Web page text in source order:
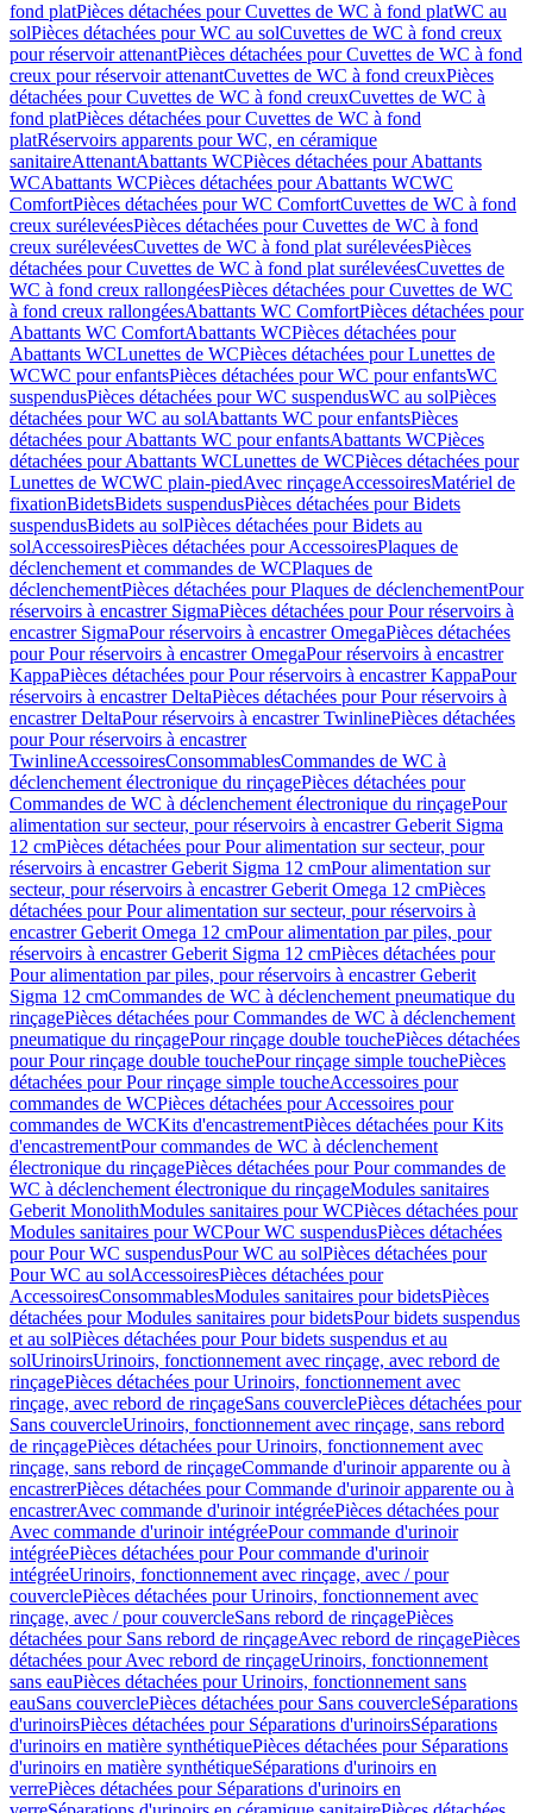
fond platPièces détachées pour Cuvettes de WC à fond platWC au
solPièces détachées pour WC au solCuvettes de WC à fond creux
pour réservoir attenantPièces détachées pour Cuvettes de WC à fond
creux pour réservoir attenantCuvettes de WC à fond creuxPièces
détachées pour Cuvettes de WC à fond creuxCuvettes de WC à
fond platPièces détachées pour Cuvettes de WC à fond
platRéservoirs apparents pour WC, en céramique
sanitaireAttenantAbattants WCPièces détachées pour Abattants
WCAbattants WCPièces détachées pour Abattants WCWC
ComfortPièces détachées pour WC ComfortCuvettes de WC à fond
creux surélevéesPièces détachées pour Cuvettes de WC à fond
creux surélevéesCuvettes de WC à fond plat surélevéesPièces
détachées pour Cuvettes de WC à fond plat surélevéesCuvettes de
WC à fond creux rallongéesPièces détachées pour Cuvettes de WC
à fond creux rallongéesAbattants WC ComfortPièces détachées pour
Abattants WC ComfortAbattants WCPièces détachées pour
Abattants WCLunettes de WCPièces détachées pour Lunettes de
WCWC pour enfantsPièces détachées pour WC pour enfantsWC
suspendusPièces détachées pour WC suspendusWC au solPièces
détachées pour WC au solAbattants WC pour enfantsPièces
détachées pour Abattants WC pour enfantsAbattants WCPièces
détachées pour Abattants WCLunettes de WCPièces détachées pour
Lunettes de WCWC plain-piedAvec rinçageAccessoiresMatériel de
fixationBidetsBidets suspendusPièces détachées pour Bidets
suspendusBidets au solPièces détachées pour Bidets au
solAccessoiresPièces détachées pour AccessoiresPlaques de
déclenchement et commandes de WCPlaques de
déclenchementPièces détachées pour Plaques de déclenchementPour
réservoirs à encastrer SigmaPièces détachées pour Pour réservoirs à
encastrer SigmaPour réservoirs à encastrer OmegaPièces détachées
pour Pour réservoirs à encastrer OmegaPour réservoirs à encastrer
KappaPièces détachées pour Pour réservoirs à encastrer KappaPour
réservoirs à encastrer DeltaPièces détachées pour Pour réservoirs à
encastrer DeltaPour réservoirs à encastrer TwinlinePièces détachées
pour Pour réservoirs à encastrer
TwinlineAccessoiresConsommablesCommandes de WC à
déclenchement électronique du rinçagePièces détachées pour
Commandes de WC à déclenchement électronique du rinçagePour
alimentation sur secteur, pour réservoirs à encastrer Geberit Sigma
12 cmPièces détachées pour Pour alimentation sur secteur, pour
réservoirs à encastrer Geberit Sigma 12 cmPour alimentation sur
secteur, pour réservoirs à encastrer Geberit Omega 12 cmPièces
détachées pour Pour alimentation sur secteur, pour réservoirs à
encastrer Geberit Omega 12 cmPour alimentation par piles, pour
réservoirs à encastrer Geberit Sigma 12 cmPièces détachées pour
Pour alimentation par piles, pour réservoirs à encastrer Geberit
Sigma 12 cmCommandes de WC à déclenchement pneumatique du
rinçagePièces détachées pour Commandes de WC à déclenchement
pneumatique du rinçagePour rinçage double touchePièces détachées
pour Pour rinçage double touchePour rinçage simple touchePièces
détachées pour Pour rinçage simple toucheAccessoires pour
commandes de WCPièces détachées pour Accessoires pour
commandes de WCKits d'encastrementPièces détachées pour Kits
d'encastrementPour commandes de WC à déclenchement
électronique du rinçagePièces détachées pour Pour commandes de
WC à déclenchement électronique du rinçageModules sanitaires
Geberit MonolithModules sanitaires pour WCPièces détachées pour
Modules sanitaires pour WCPour WC suspendusPièces détachées
pour Pour WC suspendusPour WC au solPièces détachées pour
Pour WC au solAccessoiresPièces détachées pour
AccessoiresConsommablesModules sanitaires pour bidetsPièces
détachées pour Modules sanitaires pour bidetsPour bidets suspendus
et au solPièces détachées pour Pour bidets suspendus et au
solUrinoirsUrinoirs, fonctionnement avec rinçage, avec rebord de
rinçagePièces détachées pour Urinoirs, fonctionnement avec
rinçage, avec rebord de rinçageSans couverclePièces détachées pour
Sans couvercleUrinoirs, fonctionnement avec rinçage, sans rebord
de rinçagePièces détachées pour Urinoirs, fonctionnement avec
rinçage, sans rebord de rinçageCommande d'urinoir apparente ou à
encastrerPièces détachées pour Commande d'urinoir apparente ou à
encastrerAvec commande d'urinoir intégréePièces détachées pour
Avec commande d'urinoir intégréePour commande d'urinoir
intégréePièces détachées pour Pour commande d'urinoir
intégréeUrinoirs, fonctionnement avec rinçage, avec / pour
couverclePièces détachées pour Urinoirs, fonctionnement avec
rinçage, avec / pour couvercleSans rebord de rinçagePièces
détachées pour Sans rebord de rinçageAvec rebord de rinçagePièces
détachées pour Avec rebord de rinçageUrinoirs, fonctionnement
sans eauPièces détachées pour Urinoirs, fonctionnement sans
eauSans couverclePièces détachées pour Sans couvercleSéparations
d'urinoirsPièces détachées pour Séparations d'urinoirsSéparations
d'urinoirs en matière synthétiquePièces détachées pour Séparations
d'urinoirs en matière synthétiqueSéparations d'urinoirs en
verrePièces détachées pour Séparations d'urinoirs en